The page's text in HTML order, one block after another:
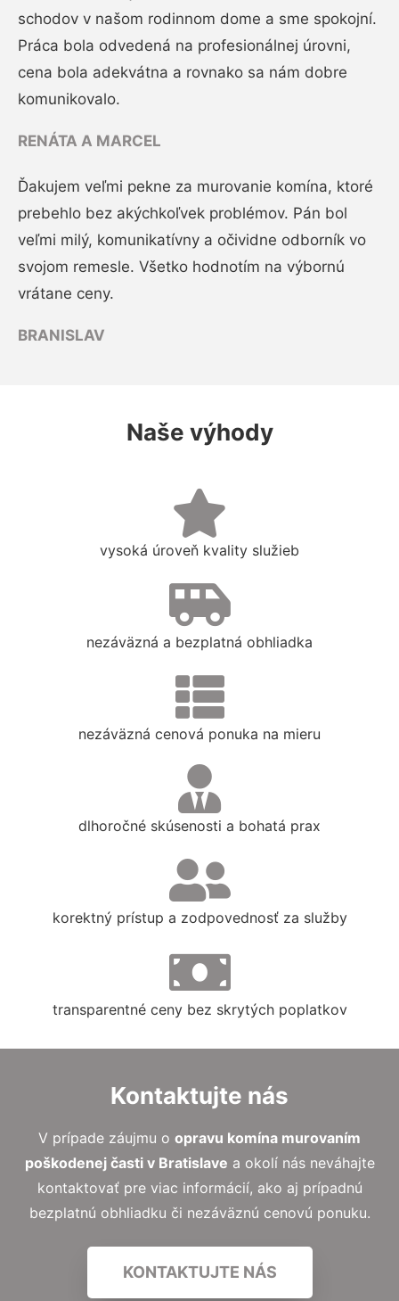
schodov v našom rodinnom dome a sme spokojní.
Práca bola odvedená na profesionálnej úrovni,
cena bola adekvátna a rovnako sa nám dobre
komunikovalo.
RENÁTA A MARCEL
Ďakujem veľmi pekne za murovanie komína, ktoré
prebehlo bez akýchkoľvek problémov. Pán bol
veľmi milý, komunikatívny a očividne odborník vo
svojom remesle. Všetko hodnotím na výbornú
vrátane ceny.
BRANISLAV
Naše výhody
vysoká úroveň kvality služieb
nezáväzná a bezplatná obhliadka
nezáväzná cenová ponuka na mieru
dlhoročné skúsenosti a bohatá prax
korektný prístup a zodpovednosť za služby
transparentné ceny bez skrytých poplatkov
Kontaktujte nás
V prípade záujmu o opravu komína murovaním
poškodenej časti v Bratislave a okolí nás neváhajte
kontaktovať pre viac informácií, ako aj prípadnú
bezplatnú obhliadku či nezáväznú cenovú ponuku.
KONTAKTUJTE NÁS